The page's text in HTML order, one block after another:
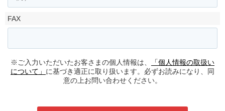
FAX
※ご入力いただいたお客さまの個人情報は、
「個人情報の取扱い
について」 に基づき適正に取り扱います。必ずお読みになり、同
意の上お問い合わせください。